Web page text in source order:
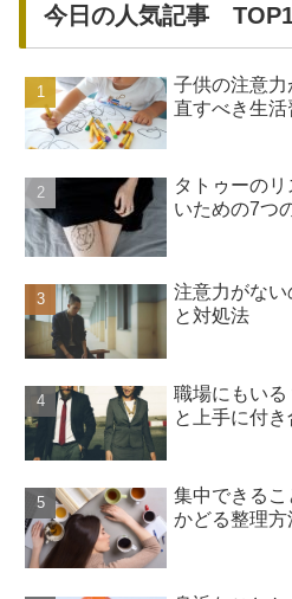
今日の人気記事
子供の注意
直すべき生活
タトゥーの
いための7つ
注意力がな
と対処法
職場にもいる
と上手に付
集中できる
かどる整理方